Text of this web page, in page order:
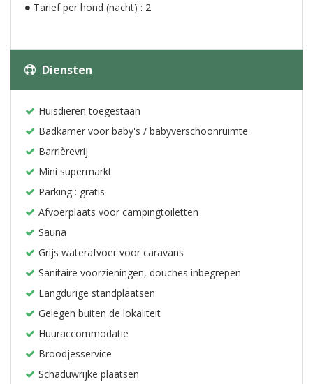
Tarief per hond (nacht) : 2
Diensten
Huisdieren toegestaan
Badkamer voor baby's / babyverschoonruimte
Barrièrevrij
Mini supermarkt
Parking : gratis
Afvoerplaats voor campingtoiletten
Sauna
Grijs waterafvoer voor caravans
Sanitaire voorzieningen, douches inbegrepen
Langdurige standplaatsen
Gelegen buiten de lokaliteit
Huuraccommodatie
Broodjesservice
Schaduwrijke plaatsen